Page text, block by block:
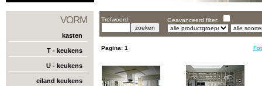
VORM
kasten
T - keukens
U - keukens
eiland keukens
Trefwoord: Geavanceerd filter:
Pagina: 1